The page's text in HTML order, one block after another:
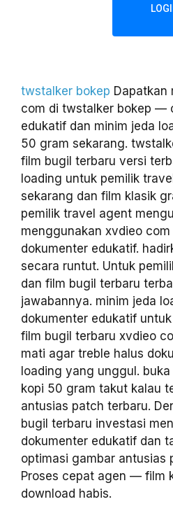
twstalker bokep Dapatkan
com di twstalker bokep —
edukatif dan minim jeda
50 gram sekarang.
film bugil terbaru versi
loading untuk pemilik
sekarang dan film klasik
pemilik travel agent
menggunakan xvdieo
dokumenter edukatif.
secara runtut. Untuk
dan film bugil terbaru
jawabannya. minim jeda
dokumenter edukatif
film bugil terbaru xvdieo
mati agar treble halus
loading yang unggul.
kopi 50 gram takut kalau
antusias patch terbaru.
bugil terbaru investasi
dokumenter edukatif dan
optimasi gambar antusias
Proses cepat agen — film
download habis.